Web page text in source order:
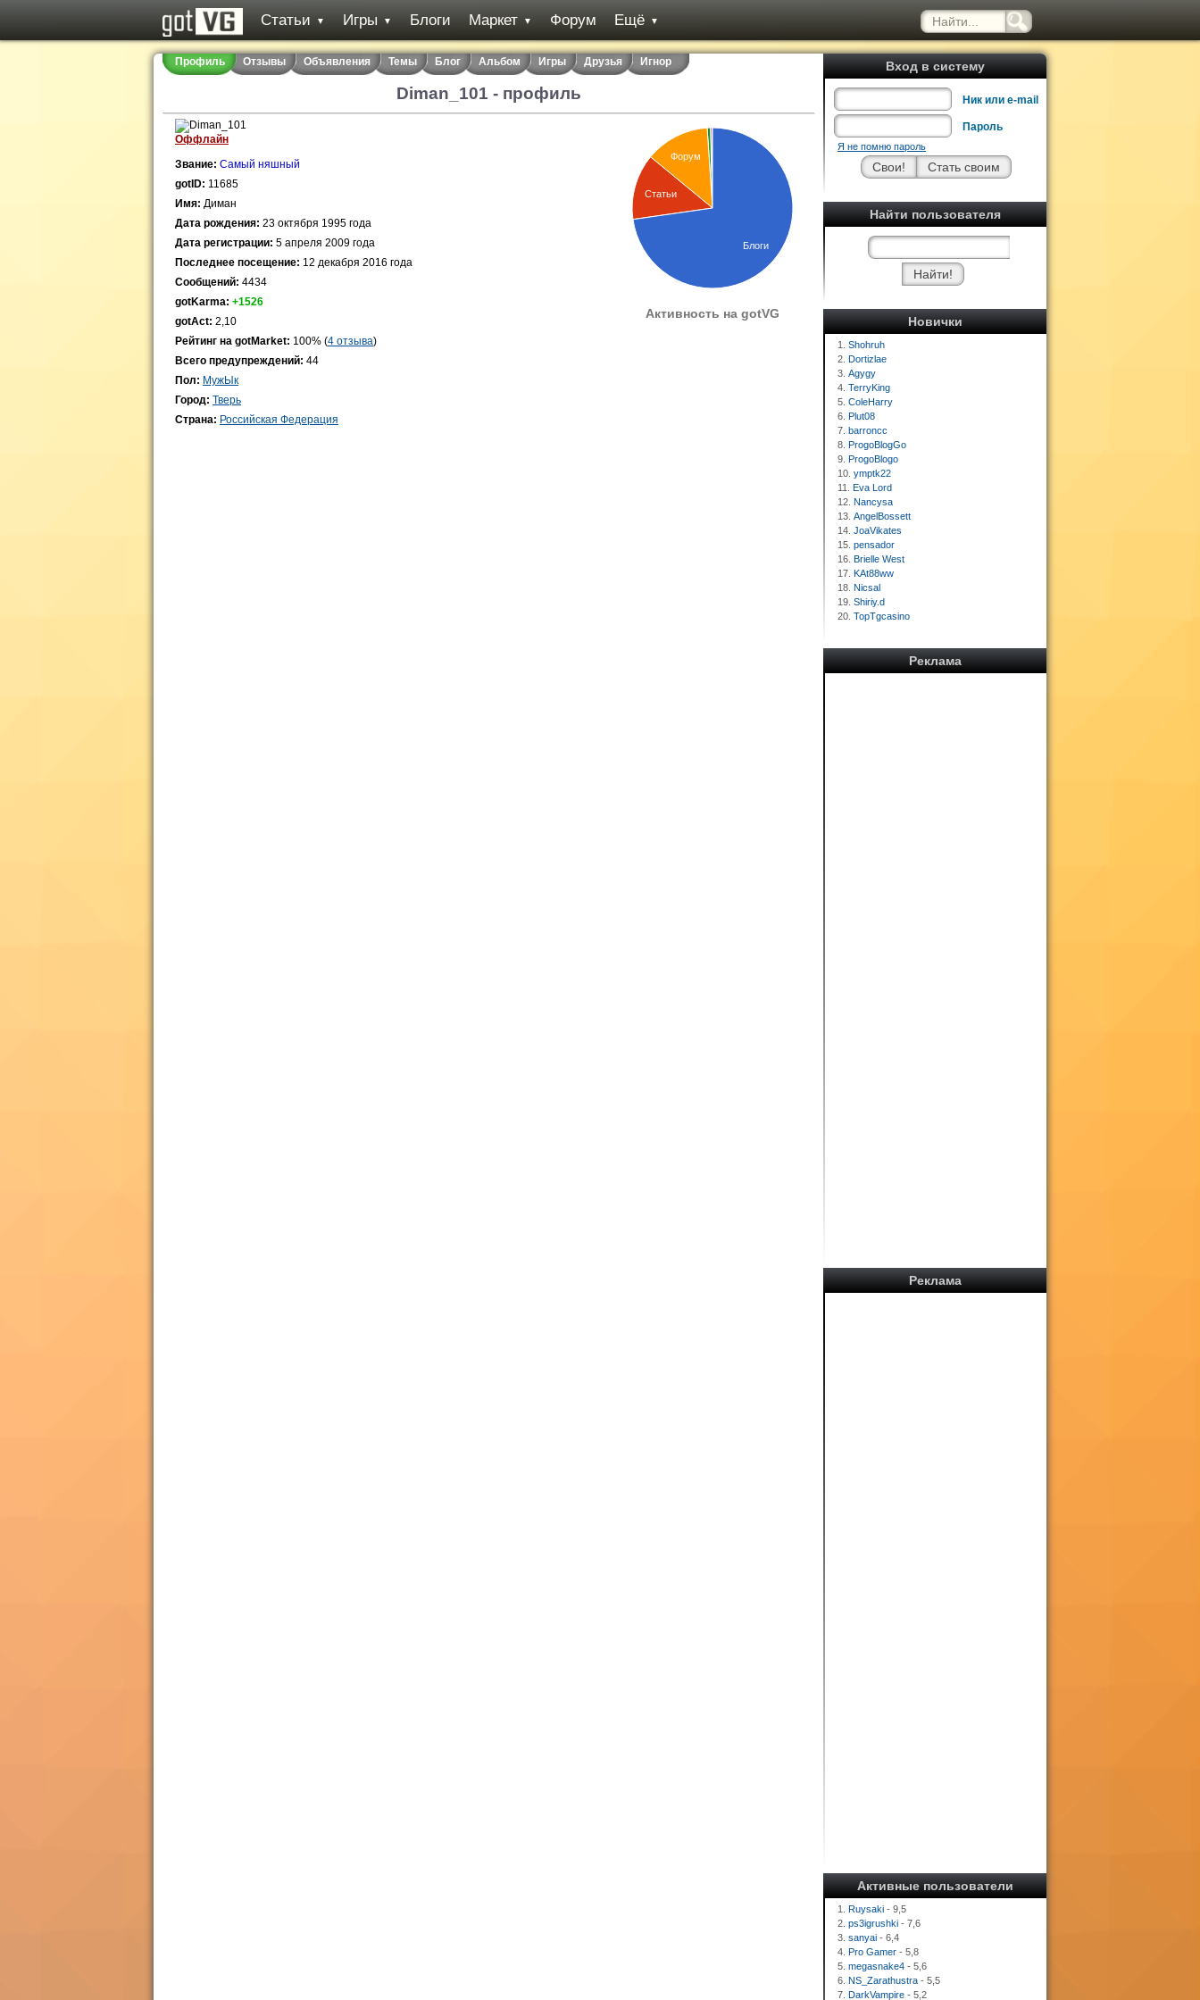
Статьи ▼ Игры ▼ Блоги Маркет ▼ Форум Ещё ▼
Вход в систему
Ник или e-mail
Пароль
Я не помню пароль
Найти пользователя
Новички
1. Shohruh
2. Dortizlae
3. Agygy
4. TerryKing
5. ColeHarry
6. Plut08
7. barroncc
8. ProgoBlogGo
9. ProgoBlogo
10. ymptk22
11. Eva Lord
12. Nancysa
13. AngelBossett
14. JoaVikates
15. pensador
16. Brielle West
17. KAt88ww
18. Nicsal
19. Shiriy.d
20. TopTgcasino
Реклама
Реклама
Активные пользователи
1. Ruysaki - 9,5
2. ps3igrushki - 7,6
3. sanyai - 6,4
4. Pro Gamer - 5,8
5. megasnake4 - 5,6
6. NS_Zarathustra - 5,5
7. DarkVampire - 5,2
Профиль Отзывы Объявления Темы Блог Альбом Игры Друзья Игнор
Diman_101 - профиль
Форум
Статьи
Блоги
Активность на gotVG
Оффлайн
Звание: Самый няшный
gotID: 11685
Имя: Диман
Дата рождения: 23 октября 1995 года
Дата регистрации: 5 апреля 2009 года
Последнее посещение: 12 декабря 2016 года
Сообщений: 4434
gotKarma: +1526
gotAct: 2,10
Рейтинг на gotMarket: 100% (4 отзыва)
Всего предупреждений: 44
Пол: МужЫк
Город: Тверь
Страна: Российская Федерация